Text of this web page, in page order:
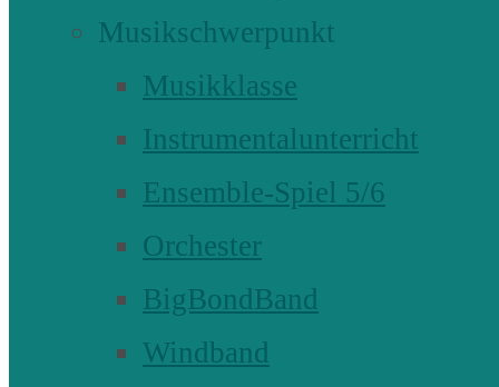
Musikschwerpunkt
Musikklasse
Instrumentalunterricht
Ensemble-Spiel 5/6
Orchester
BigBondBand
Windband